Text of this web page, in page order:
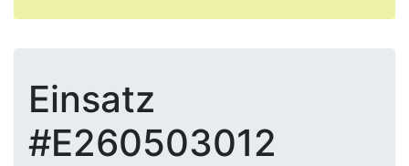
Einsatz
#E260503012